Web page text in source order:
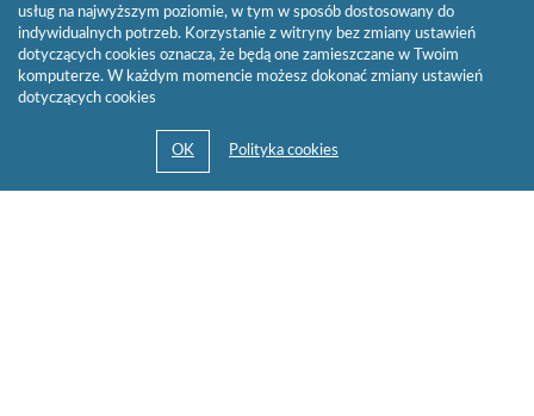
usług na najwyższym poziomie, w tym w sposób dostosowany do
indywidualnych potrzeb. Korzystanie z witryny bez zmiany ustawień
dotyczących cookies oznacza, że będą one zamieszczane w Twoim
komputerze. W każdym momencie możesz dokonać zmiany ustawień
dotyczących cookies